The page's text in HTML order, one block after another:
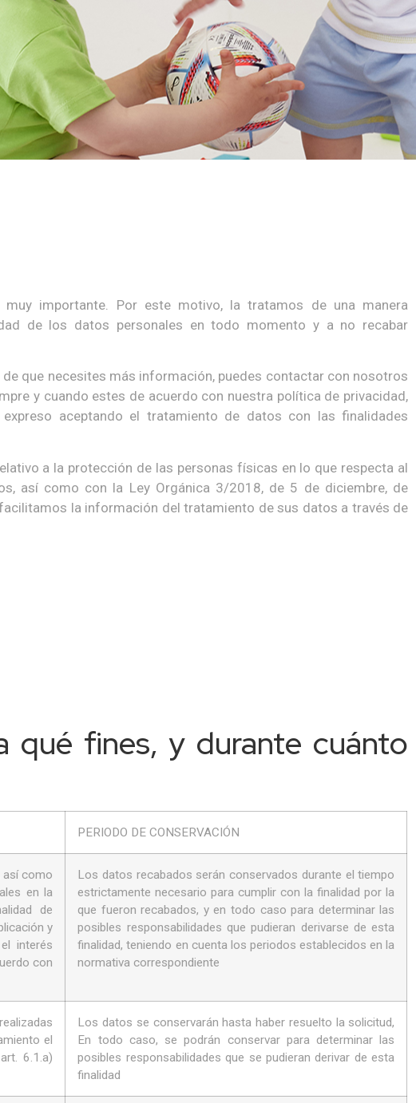
muy importante. Por este motivo, la tratamos de una manera
de los datos personales en todo momento y a no recabar
que necesites más información, puedes contactar con nosotros
y cuando estes de acuerdo con nuestra política de privacidad,
aceptando el tratamiento de datos con las finalidades
a la protección de las personas físicas en lo que respecta al
así como con la Ley Orgánica 3/2018, de 5 de diciembre, de
la información del tratamiento de sus datos a través de
qué fines, y durante cuánto
PERIODO DE CONSERVACIÓN
así como
en la
de
y
interés
con
Los datos recabados serán conservados durante el tiempo
estrictamente necesario para cumplir con la finalidad por la
que fueron recabados, y en todo caso para determinar las
posibles responsabilidades que pudieran derivarse de esta
finalidad, teniendo en cuenta los periodos establecidos en la
normativa correspondiente
el
6.1.a)
Los datos se conservarán hasta haber resuelto la solicitud,
En todo caso, se podrán conservar para determinar las
posibles responsabilidades que se pudieran derivar de esta
finalidad